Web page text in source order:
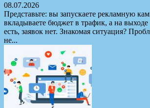
08.07.2026
Представьте: вы запускаете рекламную
вкладываете бюджет в трафик, а на
есть, заявок нет. Знакомая ситуация?
не...